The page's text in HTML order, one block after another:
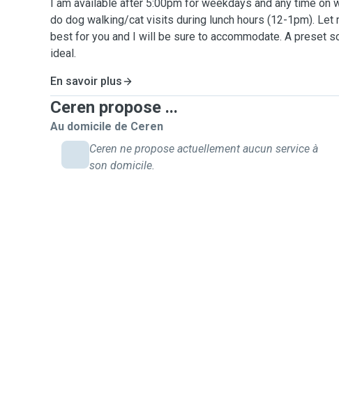
I am available after 5:00pm for weekdays and any time on
do dog walking/cat visits during lunch hours (12-1pm). Let
best for you and I will be sure to accommodate. A preset
ideal.
En savoir plus
Ceren propose ...
Au domicile de Ceren
Ceren ne propose actuellement aucun service à
son domicile.